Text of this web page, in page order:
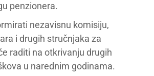
penzionera.
nezavisnu komisiju,
i drugih stručnjaka za
raditi na otkrivanju drugih
u narednim godinama.